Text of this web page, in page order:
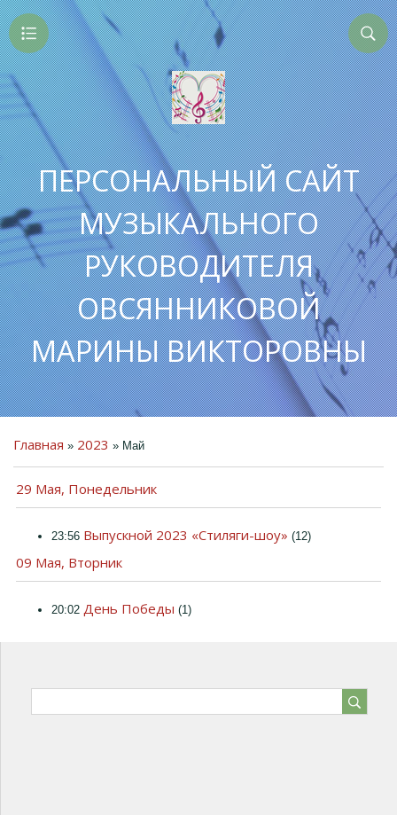
ПЕРСОНАЛЬНЫЙ САЙТ
МУЗЫКАЛЬНОГО
РУКОВОДИТЕЛЯ
ОВСЯННИКОВОЙ
МАРИНЫ ВИКТОРОВНЫ
ПРЕДМЕТНО-
ПРОСТРАНСТВЕННАЯ
ДЕТЯМ
РОДИТЕЛЯМ
Главная » 2023 » Май
29 Мая, Понедельник
23:56 Выпускной 2023 «Стиляги-шоу» (12)
09 Мая, Вторник
20:02 День Победы (1)